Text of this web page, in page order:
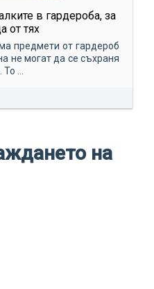
в гардероба, за
от тях
предмети от гардероб
не могат да се съхраня
...
на